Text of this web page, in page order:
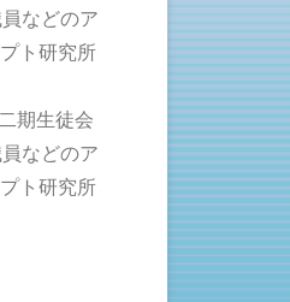
などのア
ト研究所
期生徒会
などのア
ト研究所